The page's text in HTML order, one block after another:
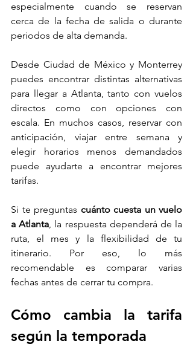
especialmente cuando se reservan
cerca de la fecha de salida o durante
periodos de alta demanda.
Desde Ciudad de México y Monterrey
puedes encontrar distintas alternativas
para llegar a Atlanta, tanto con vuelos
directos como con opciones con
escala. En muchos casos, reservar con
anticipación, viajar entre semana y
elegir horarios menos demandados
puede ayudarte a encontrar mejores
tarifas.
Si te preguntas cuánto cuesta un vuelo
a Atlanta, la respuesta dependerá de la
ruta, el mes y la flexibilidad de tu
itinerario. Por eso, lo más
recomendable es comparar varias
fechas antes de cerrar tu compra.
Cómo cambia la tarifa
según la temporada